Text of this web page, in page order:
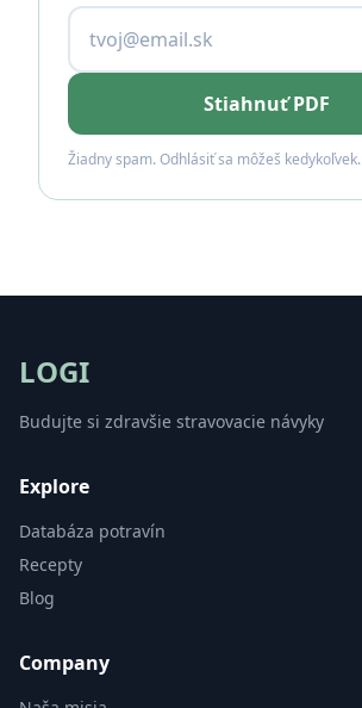
Stiahnuť PDF
Žiadny spam. Odhlásiť sa môžeš kedykoľvek.
LOGI
Budujte si zdravšie stravovacie návyky
Explore
Databáza potravín
Recepty
Blog
Company